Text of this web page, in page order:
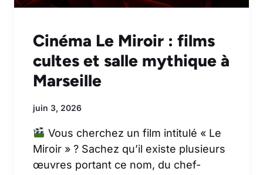
Cinéma Le Miroir : films
cultes et salle mythique à
Marseille
juin 3, 2026
Vous cherchez un film intitulé « Le
Miroir » ? Sachez qu’il existe plusieurs
œuvres portant ce nom, du chef-